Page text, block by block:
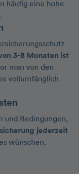
häufig eine hohe
3-8 Monaten ist
man von den
vollumfänglich
und Bedingungen,
jederzeit
wünschen.